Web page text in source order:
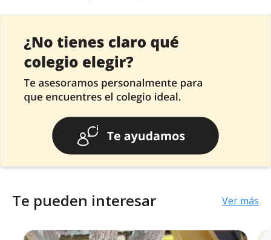
Te pueden interesar Ver más